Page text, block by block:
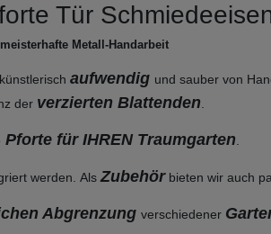
Tür
Metall-Handarbeit
künstlerisch aufwendig und sauber von
der verzierten Blattenden.
Pforte für IHREN Traumgarten.
werden. AlsZubehörbieten wir auch
Abgrenzung verschiedener